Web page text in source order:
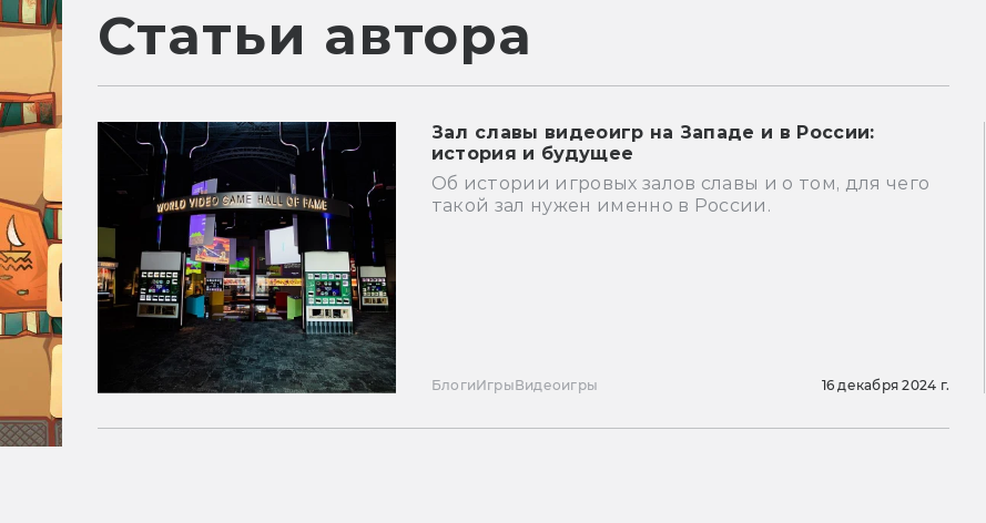
Статьи автора
Зал славы видеоигр на Западе и в России:
история и будущее
Об истории игровых залов славы и о том, для чего
такой зал нужен именно в России.
БлогиИгрыВидеоигры 16 декабря 2024 г.